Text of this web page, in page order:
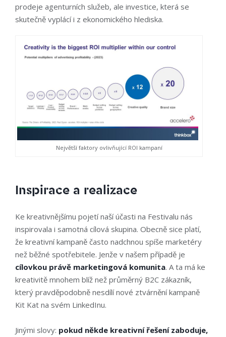
prodeje agenturních služeb, ale investice, která se
skutečně vyplácí i z ekonomického hlediska.
Největší faktory ovlivňující ROI kampaní
Inspirace a realizace
Ke kreativnějšímu pojetí naší účasti na Festivalu nás
inspirovala i samotná cílová skupina. Obecně sice platí,
že kreativní kampaně často nadchnou spíše marketéry
než běžné spotřebitele. Jenže v našem případě je
cílovkou právě marketingová komunita. A ta má ke
kreativitě mnohem blíž než průměrný B2C zákazník,
který pravděpodobně nesdílí nové ztvárnění kampaně
Kit Kat na svém LinkedInu.
Jinými slovy: pokud někde kreativní řešení zaboduje,